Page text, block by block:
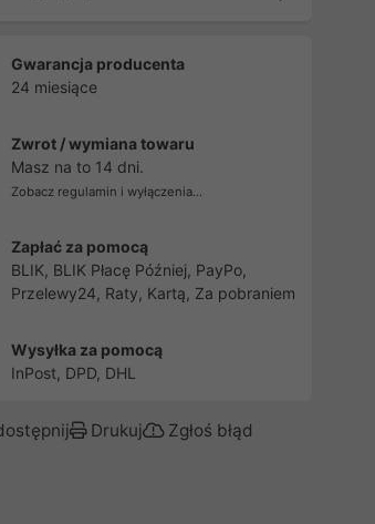
Gwarancja producenta
24 miesiące
Zwrot / wymiana towaru
Masz na to 14 dni.
Zobacz regulamin i wyłączenia...
Zapłać za pomocą
BLIK, BLIK Płacę Później, PayPo,
Przelewy24, Raty, Kartą, Za pobraniem
Wysyłka za pomocą
InPost, DPD, DHL
Drukuj Zgłoś błąd